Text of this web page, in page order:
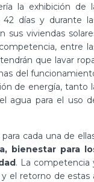
la exhibición de
días y durante
sus viviendas
entre
que lavar
del
de energía, tanto
agua para el uso
cada una de
bienestar para
. La competencia
y el retorno de estas